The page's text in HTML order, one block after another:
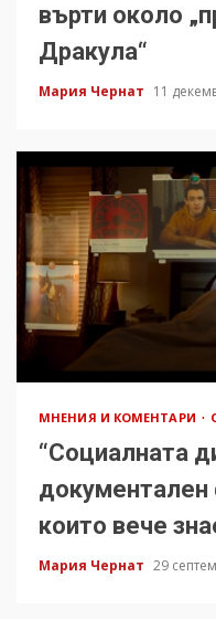
върти около
Дракула“
Мария Чернат 11
МНЕНИЯ И КОМЕНТАРИ
“Социалната
които вече
Мария Чернат 29